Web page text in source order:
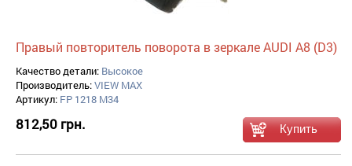
Правый повторитель поворота в зеркале AUDI A8 (D3)
Качество детали: Высокое
Производитель:VIEW MAX
Артикул: FP 1218 M34
812,50 грн.